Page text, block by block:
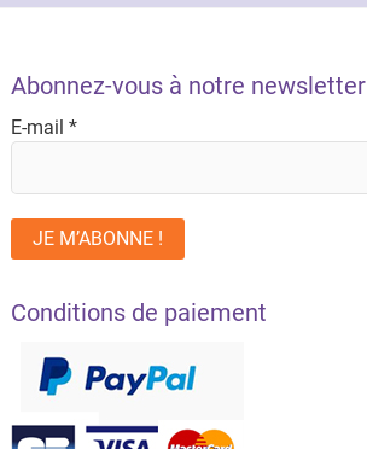
Abonnez-vous à notre newsletter
E-mail *
Conditions de paiement